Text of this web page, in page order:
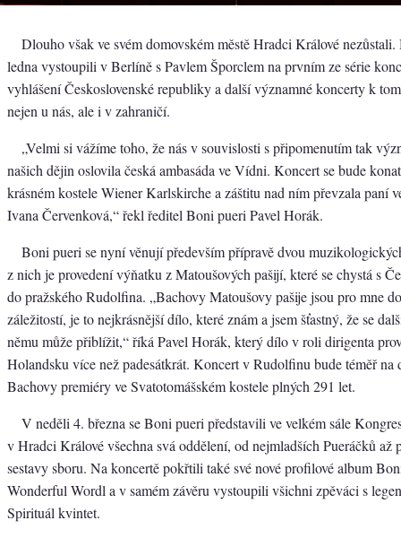
Dlouho však ve svém domovském městě Hradci Králové
ledna vystoupili v Berlíně s Pavlem Šporclem na prvním ze série
vyhlášení Československé republiky a další významné koncerty k
nejen u nás, ale i v zahraničí.
„Velmi si vážíme toho, že nás v souvislosti s připomenutím tak
našich dějin oslovila česká ambasáda ve Vídni. Koncert se bude
krásném kostele Wiener Karlskirche a záštitu nad ním převzala paní
Ivana Červenková,“ řekl ředitel Boni pueri Pavel Horák.
Boni pueri se nyní věnují především přípravě dvou
z nich je provedení výňatku z Matoušových pašijí, které se chystá s
do pražského Rudolfina. „Bachovy Matoušovy pašije jsou pro mne
záležitostí, je to nejkrásnější dílo, které znám a jsem šťastný, že se
němu může přiblížit,“ říká Pavel Horák, který dílo v roli dirigenta
Holandsku více než padesátkrát. Koncert v Rudolfinu bude téměř na
Bachovy premiéry ve Svatotomášském kostele plných 291 let.
V neděli 4. března se Boni pueri představili ve velkém sále
v Hradci Králové všechna svá oddělení, od nejmladších Pueráčků až
sestavy sboru. Na koncertě pokřtili také své nové profilové album
Wonderful Wordl a v samém závěru vystoupili všichni zpěváci s
Spirituál kvintet.